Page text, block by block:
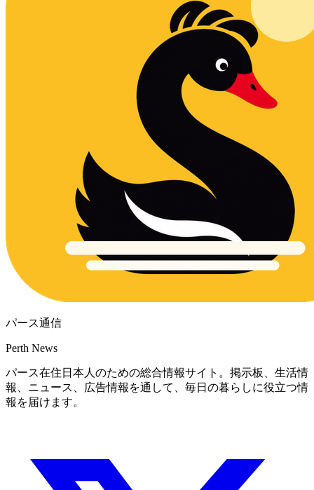
パース通信
Perth News
パース在住日本人のための総合情報サイト。掲示板、生活情
報、ニュース、広告情報を通して、毎日の暮らしに役立つ情
報を届けます。